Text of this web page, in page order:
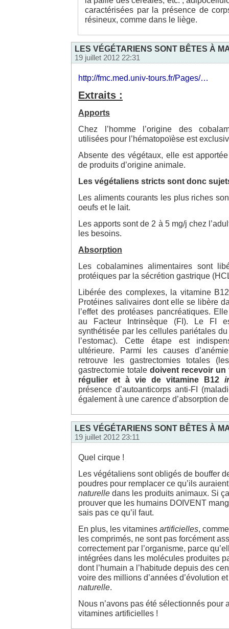
caractérisées par la présence de
résineux, comme dans le liège.
LES VÉGÉTARIENS SONT BÊTES À
19 juillet 2012 22:31
http://fmc.med.univ-tours.fr/Pages/…
Extraits :
Apports
Chez l’homme l’origine des
utilisées pour l’hématopoïèse est
Absente des végétaux, elle est
de produits d’origine animale.
Les végétaliens stricts sont donc
Les aliments courants les plus riches
oeufs et le lait.
Les apports sont de 2 à 5 mg/j chez
les besoins.
Absorption
Les cobalamines alimentaires sont
protéiques par la sécrétion gastrique
Libérée des complexes, la vitamine
Protéines salivaires dont elle se libère
l’effet des protéases pancréatiques.
au Facteur Intrinsèque (FI). Le FI
synthétisée par les cellules pariétales
l’estomac). Cette étape est
ultérieure. Parmi les causes
retrouve les gastrectomies totales
gastrectomie totaledoivent recevoir
régulier et à vie de vitamine B12
présence d’autoanticorps anti-FI
également à une carence d’absorption
LES VÉGÉTARIENS SONT BÊTES À
19 juillet 2012 23:11
Quel cirque !
Les végétaliens sont obligés de bouffer
poudres pour remplacer ce qu’ils
naturelle dans les produits animaux. Si
prouver que les humains DOIVENT
sais pas ce qu’il faut.
En plus, les vitamines artificielles,
les comprimés, ne sont pas forcément
correctement par l’organisme, parce
intégrées dans les molécules produites
dont l’humain a l’habitude depuis des
voire des millions d’années d’évolution
naturelle.
Nous n’avons pas été sélectionnés pour
vitamines artificielles !